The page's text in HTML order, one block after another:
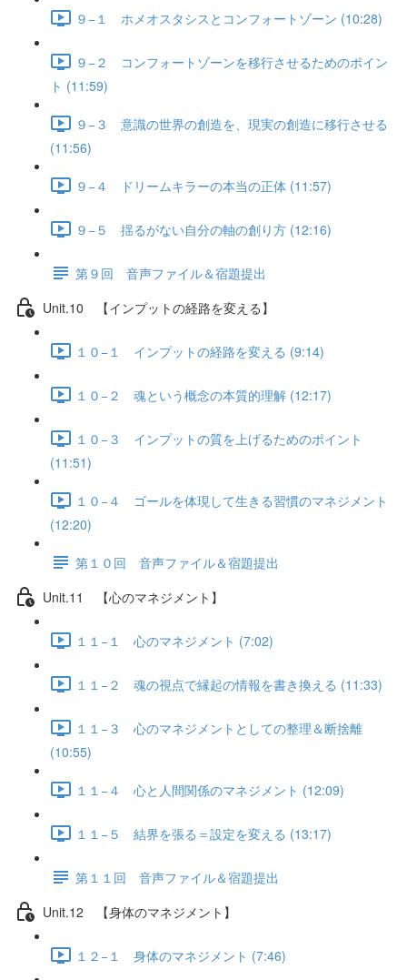
９−１ ホメオスタシスとコンフォートゾーン (10:28)
９−２ コンフォートゾーンを移行させるためのポイン
ト (11:59)
９−３ 意識の世界の創造を、現実の創造に移行させる
(11:56)
９−４ ドリームキラーの本当の正体 (11:57)
９−５ 揺るがない自分の軸の創り方 (12:16)
第９回 音声ファイル＆宿題提出
Unit.10 【インプットの経路を変える】
１０−１ インプットの経路を変える (9:14)
１０−２ 魂という概念の本質的理解 (12:17)
１０−３ インプットの質を上げるためのポイント
(11:51)
１０−４ ゴールを体現して生きる習慣のマネジメント
(12:20)
第１０回 音声ファイル＆宿題提出
Unit.11 【心のマネジメント】
１１−１ 心のマネジメント (7:02)
１１−２ 魂の視点で縁起の情報を書き換える (11:33)
１１−３ 心のマネジメントとしての整理＆断捨離
(10:55)
１１−４ 心と人間関係のマネジメント (12:09)
１１−５ 結界を張る＝設定を変える (13:17)
第１１回 音声ファイル＆宿題提出
Unit.12 【身体のマネジメント】
１２−１ 身体のマネジメント (7:46)